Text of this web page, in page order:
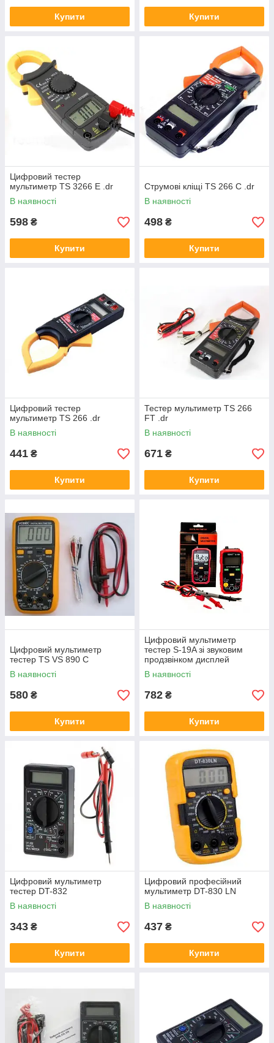
Купити Купити
Цифровий тестер
мультиметр TS 3266 E .dr
В наявності
598 ₴
Купити
Струмові кліщі TS 266 C .dr
В наявності
498 ₴
Купити
Цифровий тестер
мультиметр TS 266 .dr
В наявності
441 ₴
Купити
Тестер мультиметр TS 266
FT .dr
В наявності
671 ₴
Купити
Цифровий мультиметр
тестер TS VS 890 C
В наявності
580 ₴
Купити
Цифровий мультиметр
тестер S-19A зі звуковим
продзвінком дисплей
В наявності
782 ₴
Купити
Цифровий мультиметр
тестер DT-832
В наявності
343 ₴
Купити
Цифровий професійний
мультиметр DT-830 LN
В наявності
437 ₴
Купити